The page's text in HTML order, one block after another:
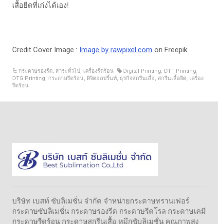
เสื้อยืดที่เก่งได้เอง!
Credit Cover Image : Image by rawpixel.com on Freepik
กระดาษรองรีด, สาระทั่วไป, เครื่องรีดร้อน Digital Printing, DTF Printing,
DTG Printing, กระดาษรีดร้อน, ดิจิตอลปริ้นท์, ธุรกิจสกรีนเสื้อ, สกรีนเสื้อยืด, เครื่อง
รีดร้อน
บริษัท เบสท์ ซับลิเมชั่น จำกัด จำหน่ายกระดาษทรานเฟอร์
กระดาษซับลิเมชั่น กระดาษรองรีด กระดาษรีดโรล กระดาษเคมี
กระดาษรีดร้อน กระดาษสกรีนเสื้อ หมึกซับลิเมชั่น คุณภาพสูง